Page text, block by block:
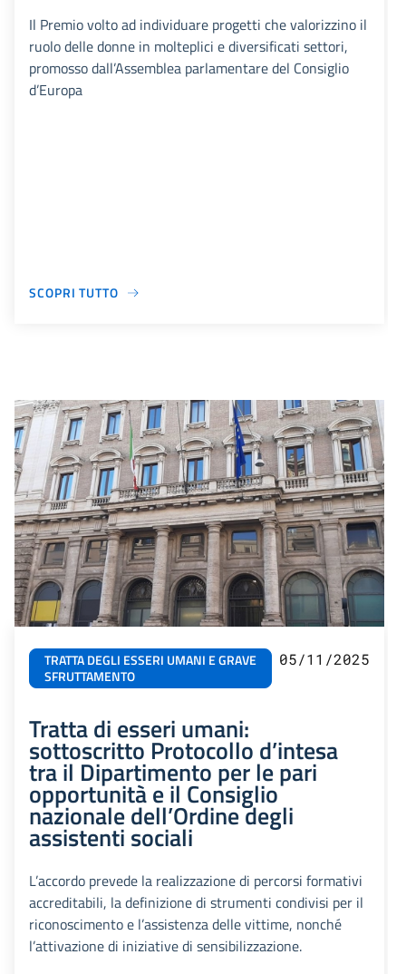
Il Premio volto ad individuare progetti che valorizzino il
ruolo delle donne in molteplici e diversificati settori,
promosso dall’Assemblea parlamentare del Consiglio
d’Europa
SCOPRI TUTTO
TRATTA DEGLI ESSERI UMANI E GRAVE
SFRUTTAMENTO
05/11/2025
Tratta di esseri umani:
sottoscritto Protocollo d’intesa
tra il Dipartimento per le pari
opportunità e il Consiglio
nazionale dell’Ordine degli
assistenti sociali
L’accordo prevede la realizzazione di percorsi formativi
accreditabili, la definizione di strumenti condivisi per il
riconoscimento e l’assistenza delle vittime, nonché
l’attivazione di iniziative di sensibilizzazione.